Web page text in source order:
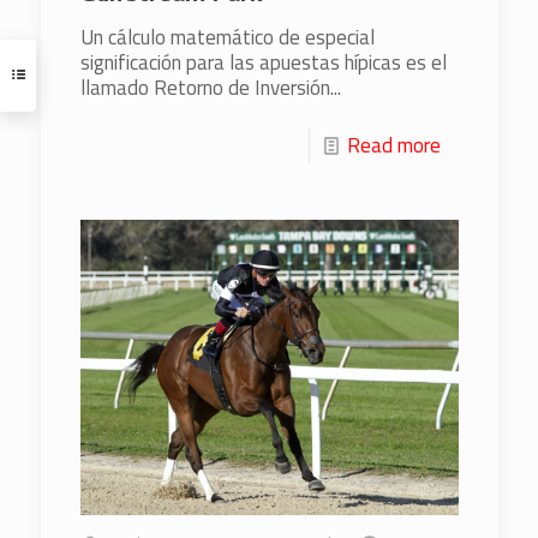
Un cálculo matemático de especial
significación para las apuestas hípicas es el
llamado Retorno de Inversión...
Read more